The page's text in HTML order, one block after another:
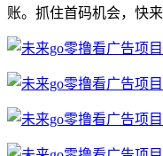
账。抓住首码机会，快来